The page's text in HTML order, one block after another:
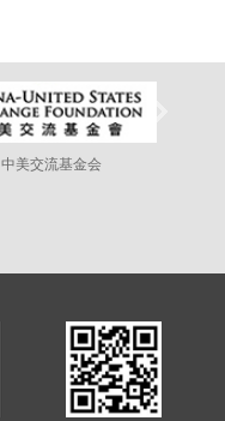
中美交流基金会